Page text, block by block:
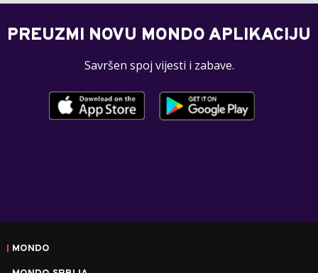
PREUZMI NOVU MONDO APLIKACIJU
Savršen spoj vijesti i zabave.
MONDO